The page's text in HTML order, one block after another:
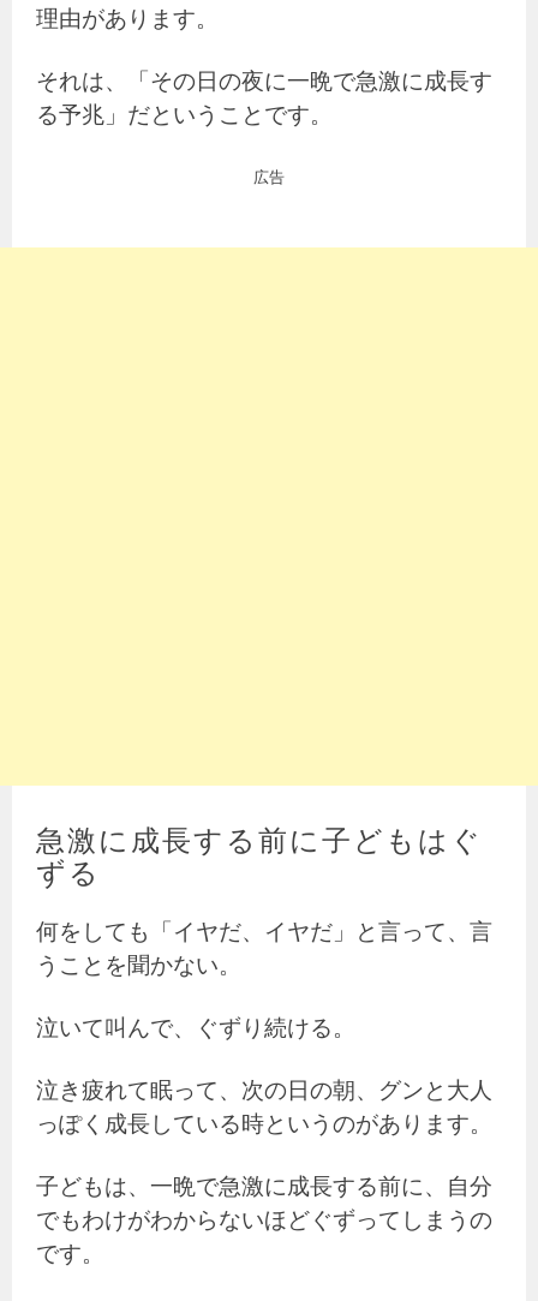
理由があります。
それは、「その日の夜に一晩で急激に成長す
る予兆」だということです。
広告
急激に成長する前に子どもはぐ
ずる
何をしても「イヤだ、イヤだ」と言って、言
うことを聞かない。
泣いて叫んで、ぐずり続ける。
泣き疲れて眠って、次の日の朝、グンと大人
っぽく成長している時というのがあります。
子どもは、一晩で急激に成長する前に、自分
でもわけがわからないほどぐずってしまうの
です。